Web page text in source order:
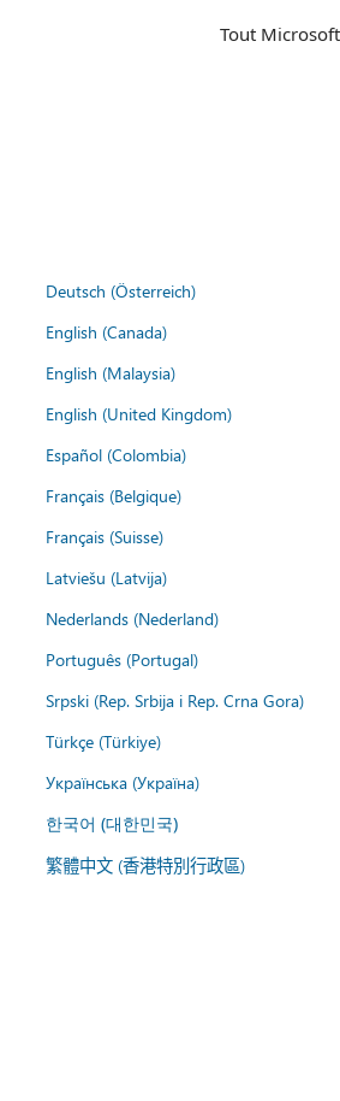
Tout Microsoft
Deutsch (Österreich)
English (Canada)
English (Malaysia)
English (United Kingdom)
Español (Colombia)
Français (Belgique)
Français (Suisse)
Latviešu (Latvija)
Nederlands (Nederland)
Português (Portugal)
Srpski (Rep. Srbija i Rep. Crna Gora)
Türkçe (Türkiye)
Українська (Україна)
한국어 (대한민국)
繁體中文 (香港特別行政區)